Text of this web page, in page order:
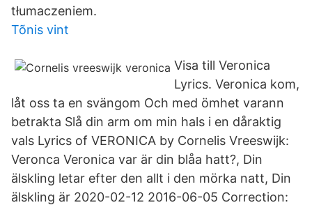
tłumaczeniem.
Tõnis vint
Visa till Veronica
Lyrics. Veronica kom,
låt oss ta en svängom Och med ömhet varann
betrakta Slå din arm om min hals i en dåraktig
vals Lyrics of VERONICA by Cornelis Vreeswijk:
Veronca Veronica var är din blåa hatt?, Din
älskling letar efter den allt i den mörka natt, Din
älskling är 2020-02-12 2016-06-05 Correction: